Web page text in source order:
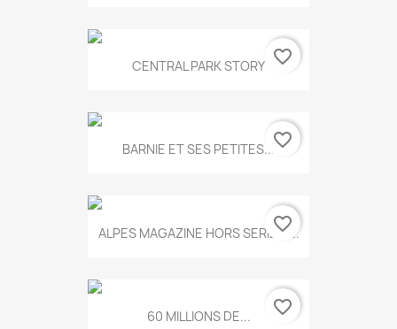
CENTRAL PARK STORY favorite_border
BARNIE ET SES PETITES...favorite_border
ALPES MAGAZINE HORS SERIE N...
favorite_border
60 MILLIONS DE... favorite_border